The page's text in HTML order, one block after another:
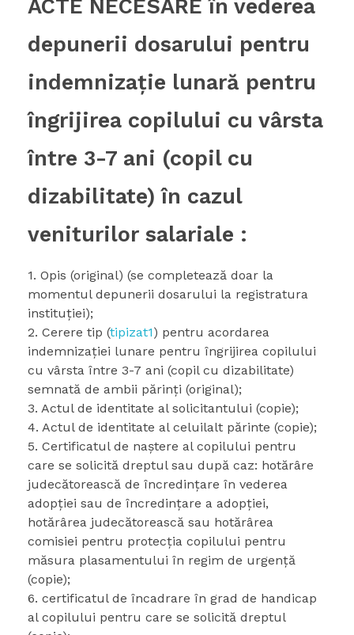
ACTE NECESARE în vederea
depunerii dosarului pentru
indemnizaţie lunară pentru
îngrijirea copilului cu vârsta
între 3-7 ani (copil cu
dizabilitate) în cazul
veniturilor salariale :
1. Opis (original) (se completează doar la
momentul depunerii dosarului la registratura
instituției);
2. Cerere tip (tipizat1) pentru acordarea
indemnizaţiei lunare pentru îngrijirea copilului
cu vârsta între 3-7 ani (copil cu dizabilitate)
semnată de ambii părinţi (original);
3. Actul de identitate al solicitantului (copie);
4. Actul de identitate al celuilalt părinte (copie);
5. Certificatul de naștere al copilului pentru
care se solicită dreptul sau după caz: hotărâre
judecătorească de încredințare în vederea
adopției sau de încredințare a adopției,
hotărârea judecătorească sau hotărârea
comisiei pentru protecția copilului pentru
măsura plasamentului în regim de urgență
(copie);
6. certificatul de încadrare în grad de handicap
al copilului pentru care se solicită dreptul